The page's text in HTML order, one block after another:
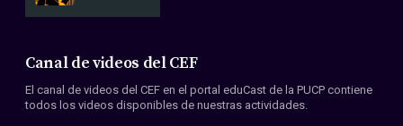
Canal de videos del CEF
El canal de videos del CEF en el portal eduCast de la PUCP contiene
todos los videos disponibles de nuestras actividades.